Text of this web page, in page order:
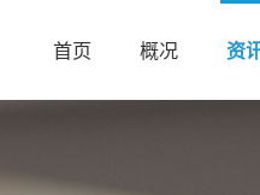
首页 概况 资